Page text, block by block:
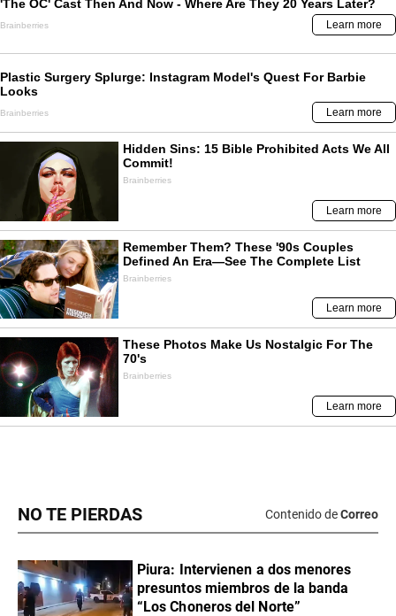
NO TE PIERDAS Contenido deCorreo
Piura: Intervienen a dos menores
presuntos miembros de la banda
“Los Choneros del Norte”